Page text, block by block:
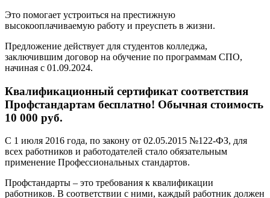
Это помогает устроиться на престижную
высокооплачиваемую работу и преуспеть в жизни.
Предложение действует для студентов колледжа,
заключившим договор на обучение по программам СПО,
начиная с 01.09.2024.
Квалификационный сертификат соответствия
Профстандартам бесплатно! Обычная стоимость
10 000 руб.
С 1 июля 2016 года, по закону от 02.05.2015 №122-ФЗ, для
всех работников и работодателей стало обязательным
применение Профессиональных стандартов.
Профстандарты – это требования к квалификации
работников. В соответствии с ними, каждый работник должен